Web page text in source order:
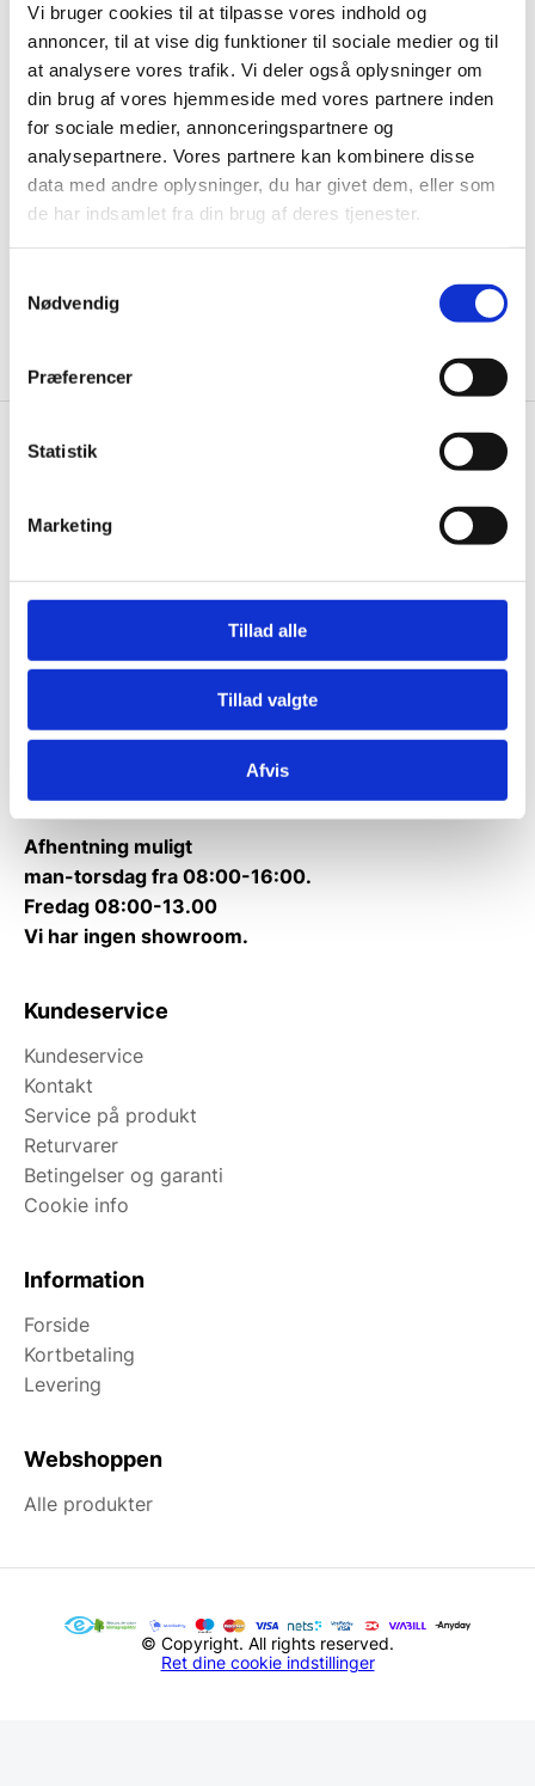
Vi bruger cookies til at tilpasse vores indhold og
annoncer, til at vise dig funktioner til sociale medier og til
at analysere vores trafik. Vi deler også oplysninger om
din brug af vores hjemmeside med vores partnere inden
for sociale medier, annonceringspartnere og
analysepartnere. Vores partnere kan kombinere disse
data med andre oplysninger, du har givet dem, eller som
de har indsamlet fra din brug af deres tjenester.
Nødvendig
Præferencer
Statistik
Marketing
Tillad alle
Tillad valgte
Afvis
Få de bedste tilbud først!
Husk at tilmelde dig vores nyhedsbrev og vær først
til de bedste tilbud. Og bare rolig, vi spammer dig
ikke, men sender kun relevante tilbud og
informationer til dig.
Wallshop.dk
Rømersvej 33
CVR: 38952986
Tlf.71 99 30 98
Kontakt@wallshop.dk
Mandag til torsdag: 10:00 – 14:00.
Fredag: Telefonlukket.
Afhentning muligt
man-torsdag fra 08:00-16:00.
Fredag 08:00-13.00
Vi har ingen showroom.
Kundeservice
Kundeservice
Kontakt
Service på produkt
Returvarer
Betingelser og garanti
Cookie info
Information
Forside
Kortbetaling
Levering
Webshoppen
Alle produkter
© Copyright. All rights reserved.
Ret dine cookie indstillinger